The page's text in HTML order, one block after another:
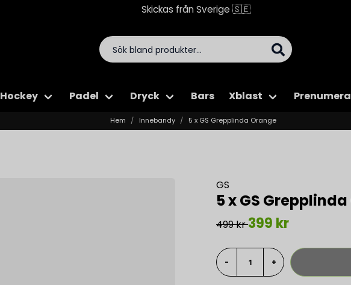
Skickas från Sverige 🇸🇪
Hockey Padel Dryck Bars Xblast
Hem Innebandy 5 x GS Grepplinda Orange
GS
5 x GS
499 kr399 kr
- +